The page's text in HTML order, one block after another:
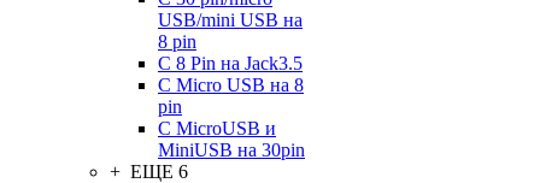
USB/mini USB на
8 pin
С 8 Pin на Jack3.5
С Micro USB на 8
pin
С MicroUSB и
MiniUSB на 30pin
+ ЕЩЕ 6